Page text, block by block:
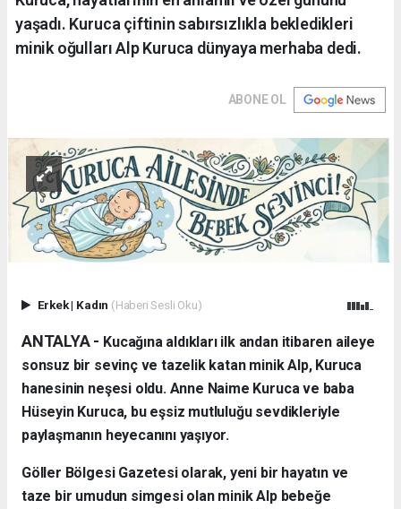
yaşadı. Kuruca çiftinin sabırsızlıkla bekledikleri
minik oğulları Alp Kuruca dünyaya merhaba dedi.
ABONE OL
Erkek| Kadın (Haberi Sesli Oku)
ANTALYA - ​ Kucağına aldıkları ilk andan itibaren aileye
sonsuz bir sevinç ve tazelik katan minik Alp, Kuruca
hanesinin neşesi oldu. Anne Naime Kuruca ve baba
Hüseyin Kuruca, bu eşsiz mutluluğu sevdikleriyle
paylaşmanın heyecanını yaşıyor.
​Göller Bölgesi Gazetesi olarak, yeni bir hayatın ve
taze bir umudun simgesi olan minik Alp bebeğe